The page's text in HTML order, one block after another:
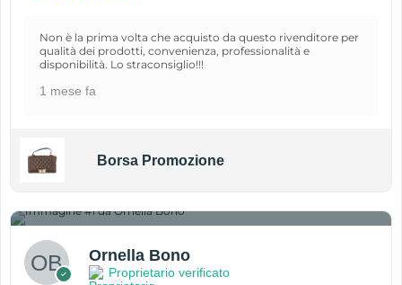
Non è la prima volta che acquisto da questo rivenditore per
qualità dei prodotti, convenienza, professionalità e
disponibilità. Lo straconsiglio!!!
1 mese fa
Borsa Promozione
Ornella Bono
Proprietario verificato